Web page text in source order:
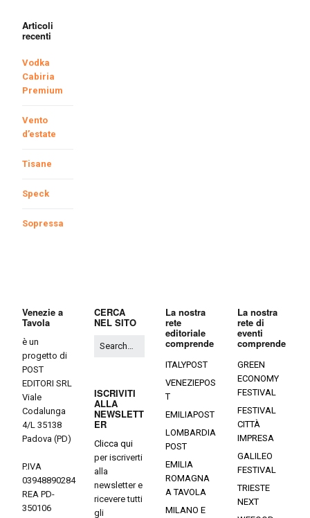
Articoli
recenti
Vodka
Cabiria
Premium
Vento
d’estate
Tisane
Speck
Sopressa
Venezie a
Tavola
è un
progetto di
POST
EDITORI SRL
Viale
Codalunga
4/L 35138
Padova (PD)
P.IVA
03948890284
REA PD-
350106
CERCA
NEL SITO
ISCRIVITI
ALLA
NEWSLETT
ER
Clicca qui
per iscriverti
alla
newsletter e
ricevere tutti
gli
La nostra
rete
editoriale
comprende
ITALYPOST
VENEZIEPOS
T
EMILIAPOST
LOMBARDIA
POST
EMILIA
ROMAGNA
A TAVOLA
MILANO E
La nostra
rete di
eventi
comprende
GREEN
ECONOMY
FESTIVAL
FESTIVAL
CITTÀ
IMPRESA
GALILEO
FESTIVAL
TRIESTE
NEXT